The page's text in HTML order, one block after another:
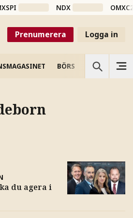
NDX
Prenumerera Logga in
BÖRS VETENSKAP
du agera i